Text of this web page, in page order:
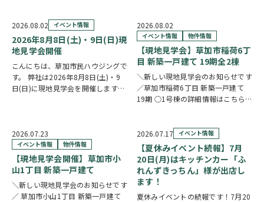
2026.08.02 イベント情報
2026年8月8日(土)・9日(日)現
地見学会開催
こんにちは、草加市民ハウジングで
す。 弊社は2026年8月8日(土)・9
日(日)に現地見学会を開催します！
直接物件を見ながらご説明さ…
2026.08.02
イベント情報 物件情報
【現地見学会】草加市稲荷6丁
目 新築一戸建て 19期全2棟
＼新しい現地見学会のお知らせです
／草加市稲荷6丁目 新築一戸建て
19期 ○1号棟の詳細情報はこちら
中心となるLDKは、17帖以上のゆと
り空間。食洗機付きカウンターキッ
チ…
2026.07.23
イベント情報 物件情報
【現地見学会開催】草加市小
山1丁目 新築一戸建て
＼新しい現地見学会のお知らせです
／ 草加市小山1丁目 新築一戸建て
2026.07.17 イベント情報
【夏休みイベント続報】7月
20日(月)はキッチンカー「ふ
れんずきっちん」様が出店し
ます！
夏休みイベントの続報です！7月20